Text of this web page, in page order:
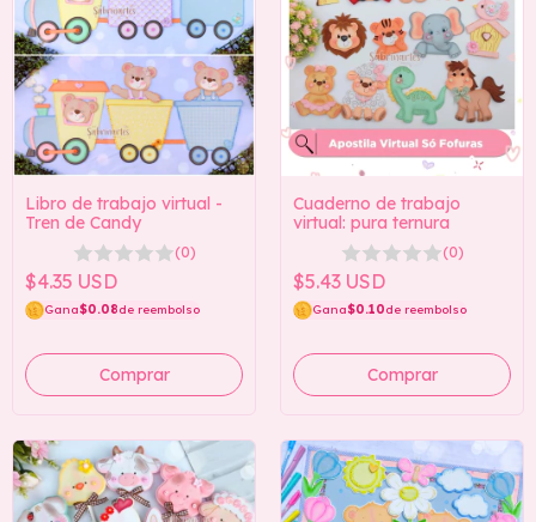
Libro de trabajo virtual -
Tren de Candy
(0)
$4.35 USD
Gana$0.08de reembolso
Cuaderno de trabajo
virtual: pura ternura
(0)
$5.43 USD
Gana$0.10de reembolso